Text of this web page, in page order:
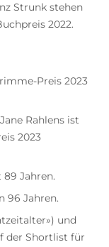
Strunk stehen
2022.
Preis 2023
Rahlens ist
2023
Jahren.
96 Jahren.
und
der Shortlist für